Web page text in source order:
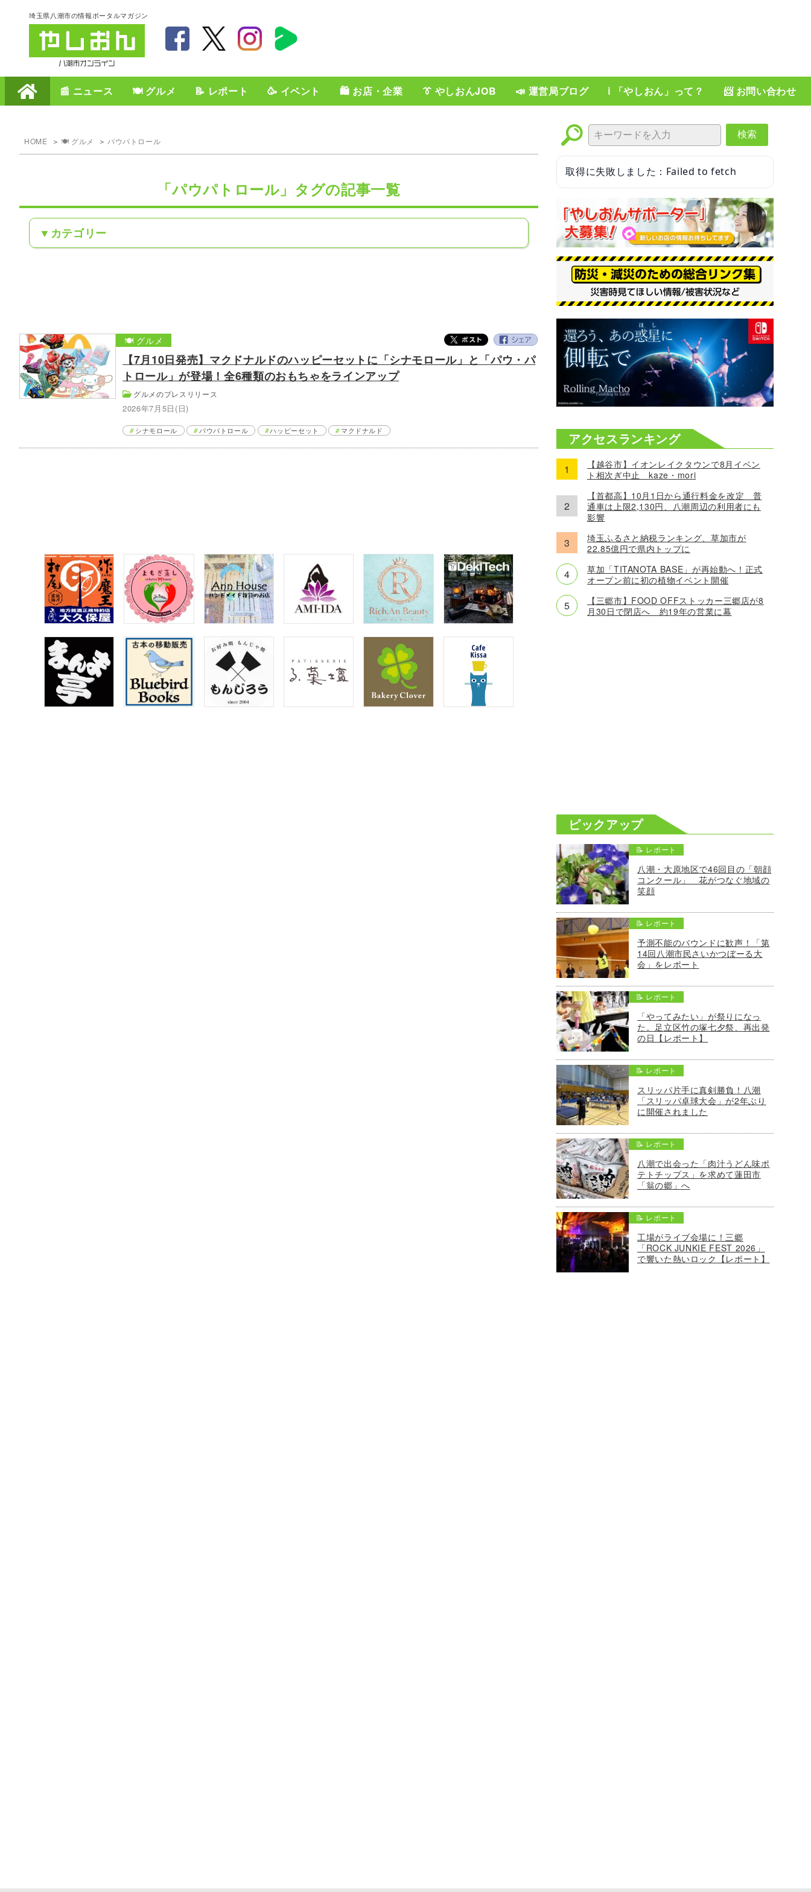
埼玉県八潮市の情報ポータルマガジン
📰 ニュース 🍽️ グルメ 📝 レポート 🥳 イベント 🛍️ お店・企業 👔 やしおんJOB 📣 運営局ブログ ℹ️ 「やしおん」って？ 📨 お問い合わせ
HOME 🍽️ グルメ パウパトロール
「パウパトロール」タグの記事一覧
カテゴリー
【7月10日発売】マクドナルドのハッピーセットに「シナモロール」と「パウ・パ
トロール」が登場！全6種類のおもちゃをラインアップ
グルメのプレスリリース
2026年7月5日(日)
🍽️ グルメ
シナモロール パウパトロール ハッピーセット マクドナルド
検索
取得に失敗しました：Failed to fetch
アクセスランキング
【越谷市】イオンレイクタウンで8月イベン
ト相次ぎ中止 kaze・mori
【首都高】10月1日から通行料金を改定 普
通車は上限2,130円、八潮周辺の利用者にも
影響
埼玉ふるさと納税ランキング、草加市が
22.85億円で県内トップに
草加「TITANOTA BASE」が再始動へ！正式
オープン前に初の植物イベント開催
【三郷市】FOOD OFFストッカー三郷店が8
月30日で閉店へ 約19年の営業に幕
ピックアップ
📝 レポート
八潮・大原地区で46回目の「朝顔
コンクール」 花がつなぐ地域の
笑顔
📝 レポート
予測不能のバウンドに歓声！「第
14回八潮市民さいかつぼーる大
会」をレポート
📝 レポート
「やってみたい」が祭りになっ
た。足立区竹の塚七夕祭、再出発
の日【レポート】
📝 レポート
スリッパ片手に真剣勝負！八潮
「スリッパ卓球大会」が2年ぶり
に開催されました
📝 レポート
八潮で出会った「肉汁うどん味ポ
テトチップス」を求めて蓮田市
「翁の郷」へ
📝 レポート
工場がライブ会場に！三郷
「ROCK JUNKIE FEST 2026」
で響いた熱いロック【レポート】